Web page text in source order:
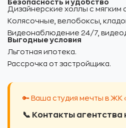
Безопасность и удобство
Дизайнерские холлы с мягким
Колясочные, велобоксы,
Видеонаблюдение 24/7,
Выгодные условия
Льготная ипотека.
Рассрочка от застройщика.
🔑 Ваша студия мечты в
📞 Контакты